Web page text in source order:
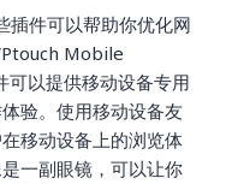
插件可以帮助你优化网
Mobile
以提供移动设备专用
验。使用移动设备友
移动设备上的浏览体
一副眼镜，可以让你